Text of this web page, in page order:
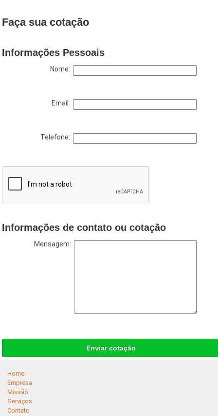
Faça sua cotação
Informações Pessoais
Nome:
Email:
Telefone:
Informações de contato ou cotação
Mensagem:
Enviar cotação
Home
Empresa
Missão
Serviços
Contato